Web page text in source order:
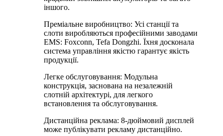
іншого.
Преміальне виробництво: Усі станції та
слоти виробляються професійними заводами
EMS: Foxconn, Tefa Dongzhi. Їхня досконала
система управління якістю гарантує якість
продукції.
Легке обслуговування: Модульна
конструкція, заснована на незалежній
слотній архітектурі, для легкого
встановлення та обслуговування.
Дистанційна реклама: 8-дюймовий дисплей
може публікувати рекламу дистанційно.